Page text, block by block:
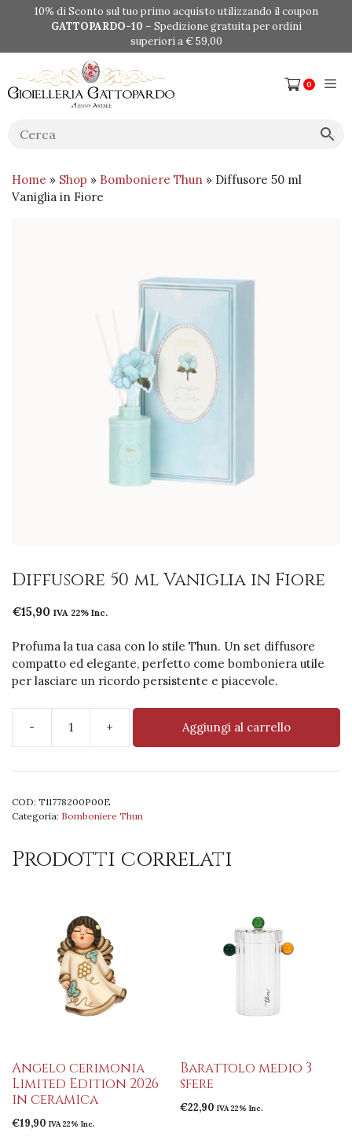
10% di Sconto sul tuo primo acquisto utilizzando il coupon
GATTOPARDO-10 – Spedizione gratuita per ordini
superiori a € 59,00
0
Home » Shop » Bomboniere Thun » Diffusore 50 ml
Vaniglia in Fiore
Diffusore 50 ml Vaniglia in Fiore
€15,90 IVA 22% Inc.
Profuma la tua casa con lo stile Thun. Un set diffusore
compatto ed elegante, perfetto come bomboniera utile
per lasciare un ricordo persistente e piacevole.
-
50
ml
Fiore
+ Aggiungi al carrello
COD: T11778200P00E
Categoria: Bomboniere Thun
Prodotti correlati
Angelo cerimonia
Limited Edition 2026
in ceramica
€19,90 IVA 22% Inc.
Barattolo medio 3
sfere
€22,90 IVA 22% Inc.